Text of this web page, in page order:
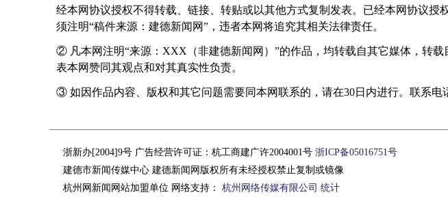
经本网协议授权不得转载、链接、转贴或以其他方式复制发表。已经本网协议授
须注明“稿件来源：建德新闻网”，违者本网将追究其相关法律责任。
② 凡本网注明“来源：XXX（非建德新闻网）”的作品，均转载自其它媒体，转
表本网赞同其观点和对其真实性负责。
③ 如因作品内容、版权和其它问题需要同本网联系的，请在30日内进行。联系电话
浙新办[2004]9号 广告经营许可证：杭工商建广许2004001号 浙ICP备05016751号
建德市新闻传媒中心 建德新闻网版权所有未经授权禁止复制或镜像
杭州网新闻网站加盟单位 网络支持：
杭州网络传媒有限公司 统计